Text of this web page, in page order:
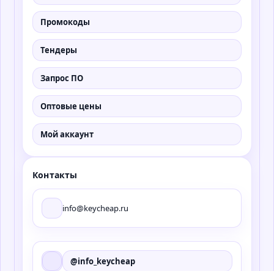
Промокоды
Тендеры
Запрос ПО
Оптовые цены
Мой аккаунт
Контакты
info@keycheap.ru
@info_keycheap